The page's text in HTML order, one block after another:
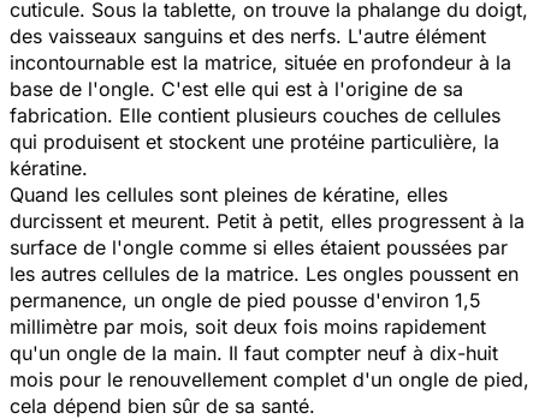
cuticule. Sous la tablette, on trouve la phalange du doigt,
des vaisseaux sanguins et des nerfs. L'autre élément
incontournable est la matrice, située en profondeur à la
base de l'ongle. C'est elle qui est à l'origine de sa
fabrication. Elle contient plusieurs couches de cellules
qui produisent et stockent une protéine particulière, la
kératine.
Quand les cellules sont pleines de kératine, elles
durcissent et meurent. Petit à petit, elles progressent à la
surface de l'ongle comme si elles étaient poussées par
les autres cellules de la matrice. Les ongles poussent en
permanence, un ongle de pied pousse d'environ 1,5
millimètre par mois, soit deux fois moins rapidement
qu'un ongle de la main. Il faut compter neuf à dix-huit
mois pour le renouvellement complet d'un ongle de pied,
cela dépend bien sûr de sa santé.